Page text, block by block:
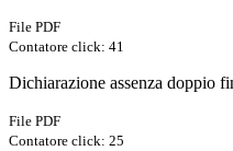
File PDF
Contatore click: 41
Dichiarazione assenza doppio
File PDF
Contatore click: 25